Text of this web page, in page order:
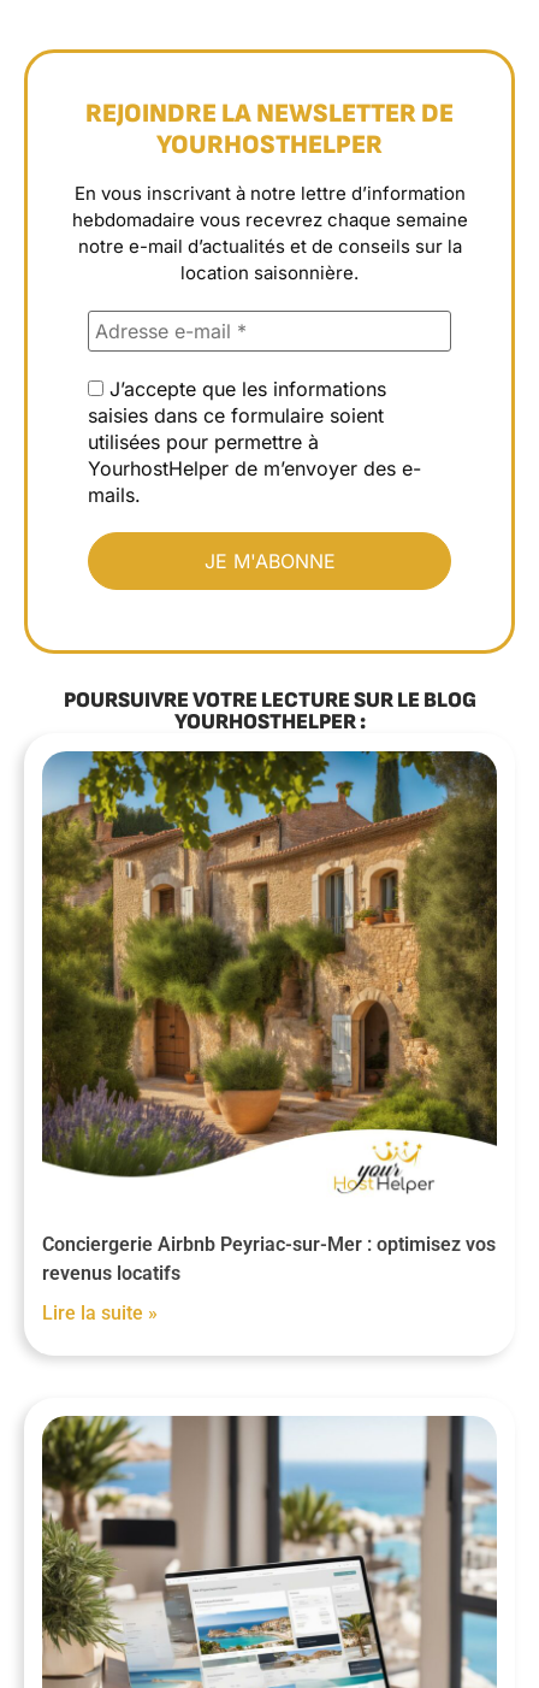
REJOINDRE LA NEWSLETTER DE
YOURHOSTHELPER
En vous inscrivant à notre lettre d’information
hebdomadaire vous recevrez chaque semaine
notre e-mail d’actualités et de conseils sur la
location saisonnière.
J’accepte que les informations
saisies dans ce formulaire soient
utilisées pour permettre à
YourhostHelper de m’envoyer des e-
mails.
POURSUIVRE VOTRE LECTURE SUR LE BLOG
YOURHOSTHELPER :
Conciergerie Airbnb Peyriac-sur-Mer : optimisez vos
revenus locatifs
Lire la suite »